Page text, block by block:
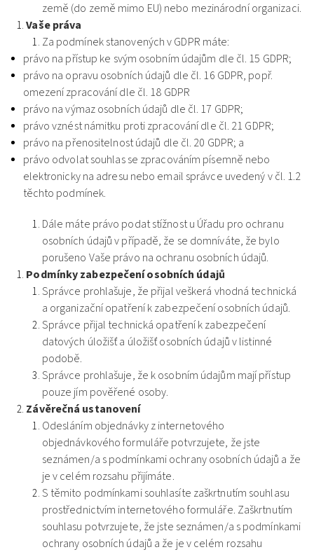
země (do země mimo EU) nebo mezinárodní organizaci.
Vaše práva
Za podmínek stanovených v GDPR máte:
právo na přístup ke svým osobním údajům dle čl. 15 GDPR;
právo na opravu osobních údajů dle čl. 16 GDPR, popř.
omezení zpracování dle čl. 18 GDPR
právo na výmaz osobních údajů dle čl. 17 GDPR;
právo vznést námitku proti zpracování dle čl. 21 GDPR;
právo na přenositelnost údajů dle čl. 20 GDPR; a
právo odvolat souhlas se zpracováním písemně nebo
elektronicky na adresu nebo email správce uvedený v čl. 1.2
těchto podmínek.
Dále máte právo podat stížnost u Úřadu pro ochranu
osobních údajů v případě, že se domníváte, že bylo
porušeno Vaše právo na ochranu osobních údajů.
Podmínky zabezpečení osobních údajů
Správce prohlašuje, že přijal veškerá vhodná technická
a organizační opatření k zabezpečení osobních údajů.
Správce přijal technická opatření k zabezpečení
datových úložišť a úložišť osobních údajů v listinné
podobě.
Správce prohlašuje, že k osobním údajům mají přístup
pouze jím pověřené osoby.
Závěrečná ustanovení
Odesláním objednávky z internetového
objednávkového formuláře potvrzujete, že jste
seznámen/a s podmínkami ochrany osobních údajů a že
je v celém rozsahu přijímáte.
S těmito podmínkami souhlasíte zaškrtnutím souhlasu
prostřednictvím internetového formuláře. Zaškrtnutím
souhlasu potvrzujete, že jste seznámen/a s podmínkami
ochrany osobních údajů a že je v celém rozsahu